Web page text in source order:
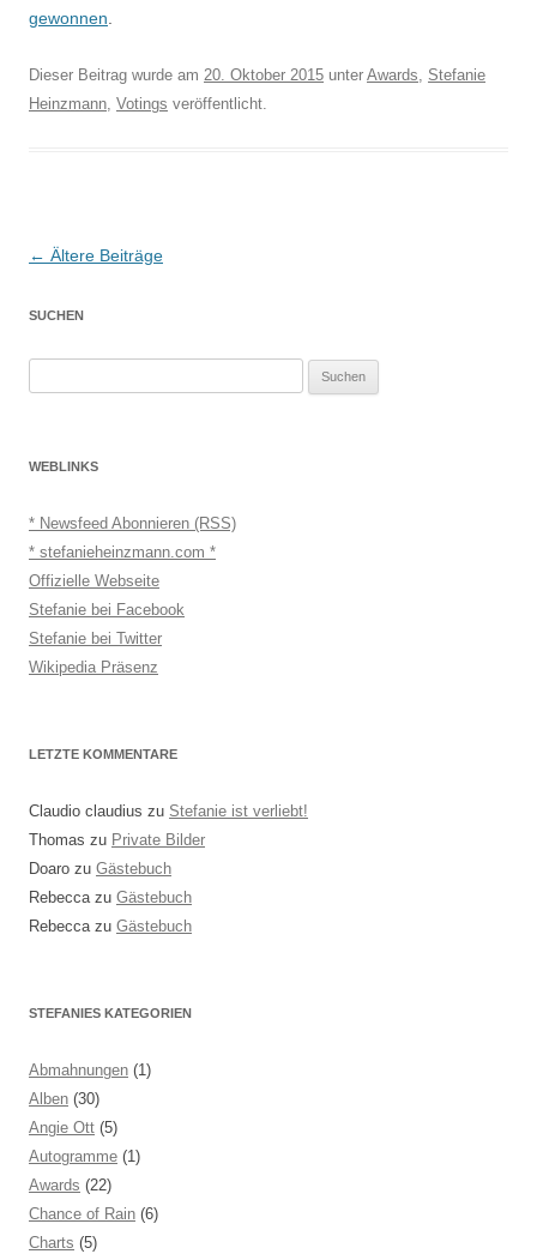
gewonnen
Dieser Beitrag wurde am 20. Oktober 2015 unter Awards, Stefanie
Heinzmann, Votings veröffentlicht.
Beitragsnavigation
← Ältere Beiträge
SUCHEN
WEBLINKS
* Newsfeed Abonnieren (RSS)
* stefanieheinzmann.com *
Offizielle Webseite
Stefanie bei Facebook
Stefanie bei Twitter
Wikipedia Präsenz
LETZTE KOMMENTARE
Claudio claudius zu Stefanie ist verliebt!
Thomas zu Private Bilder
Doaro zu Gästebuch
Rebeccazu Gästebuch
Rebeccazu Gästebuch
STEFANIES KATEGORIEN
Abmahnungen (1)
Alben (30)
Angie Ott (5)
Autogramme (1)
Awards (22)
Chance of Rain (6)
Charts (5)